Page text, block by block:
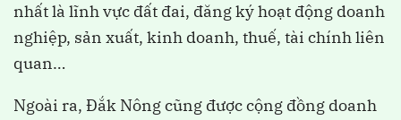
nhất là lĩnh vực đất đai, đăng ký hoạt động doanh
nghiệp, sản xuất, kinh doanh, thuế, tài chính liên
quan…
Ngoài ra, Đắk Nông cũng được cộng đồng doanh